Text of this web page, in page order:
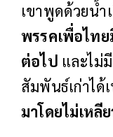
เขาพูดด้วยน้ำ
พรรคเพื่อไท
ต่อไป และไม่
สัมพันธ์เก่าได้
มาโดยไม่เหลี